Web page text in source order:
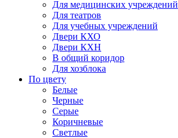
Для медицинских учреждений
Для театров
Для учебных учреждений
Двери КХО
Двери КХН
В общий коридор
Для хозблока
По цвету
Белые
Черные
Серые
Коричневые
Светлые